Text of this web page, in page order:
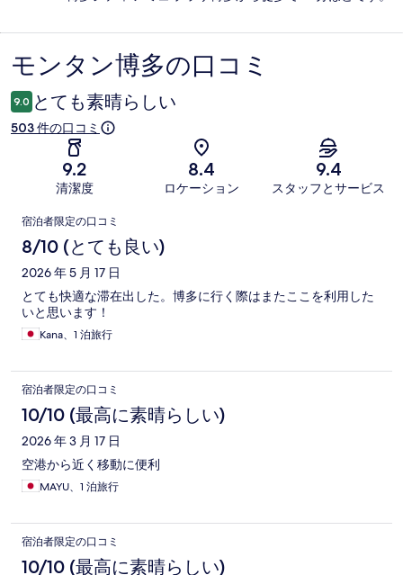
口
コ
ミ
モンタン博多の口コミ
9.0 とても素晴らしい
503 件の口コミ
9.2
清潔度
8.4
ロケーション
9.4
スタッフとサービス
口
コ
ミ
宿泊者限定の口コミ
8/10 (とても良い)
2026 年 5 月 17 日
とても快適な滞在出した。博多に行く際はまたここを利用した
いと思います！
Kana、1 泊旅行
宿泊者限定の口コミ
10/10 (最高に素晴らしい)
2026 年 3 月 17 日
空港から近く移動に便利
MAYU、1 泊旅行
宿泊者限定の口コミ
10/10 (最高に素晴らしい)